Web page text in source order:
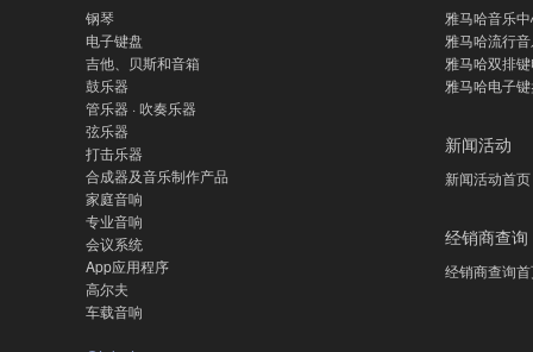
钢琴
电子键盘
吉他、贝斯和音箱
鼓乐器
管乐器 · 吹奏乐器
弦乐器
打击乐器
合成器及音乐制作产品
家庭音响
专业音响
会议系统
App应用程序
高尔夫
车载音响
雅马哈音乐
雅马哈流行
雅马哈双排
雅马哈电子
新闻活动
新闻活动首页
经销商查询
经销商查询